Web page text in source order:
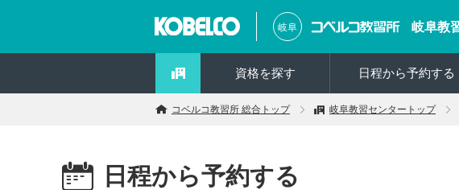
岐阜 岐阜教
資格を探す 日程から予約する
コベルコ教習所 総合トップ 岐阜教習センタートップ
日程から予約する